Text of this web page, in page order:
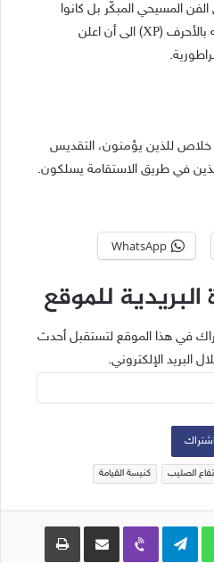
المسيحي المبكّر بل كانوا
يخفوه بشكل مرساة أو يرمز اليه بالأحرف (ΧΡ) الى أن اعلن
خلاص للذين يؤمنون، التقديس
في طريق الاستقامة يسلكون.
WhatsApp
للموقع
في هذا الموقع لتستقبل أحدث
البريد الإلكتروني.
اشتراك
الصليب كنيسة القيامة
WhatsApp
Telegram
Viber مشاركة عبر البريد طباعة